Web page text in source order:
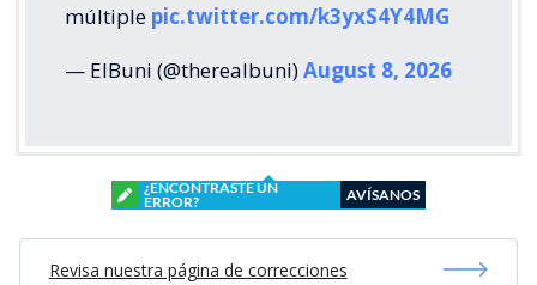
múltiple pic.twitter.com/k3yxS4Y4MG
— ElBuni (@therealbuni)August 8, 2026
¿ENCONTRASTE UN
ERROR?
AVÍSANOS
Revisa nuestra página de correcciones